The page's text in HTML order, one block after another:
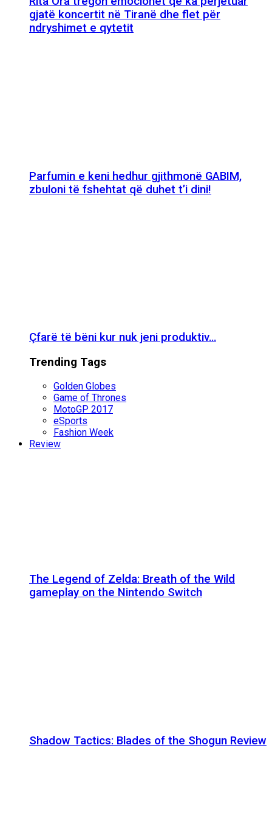
gjatë koncertit në Tiranë dhe flet për
ndryshimet e qytetit
Parfumin e keni hedhur gjithmonë GABIM,
zbuloni të fshehtat që duhet t’i dini!
Çfarë të bëni kur nuk jeni produktiv…
Trending Tags
Golden Globes
Game of Thrones
MotoGP 2017
eSports
Fashion Week
Review
The Legend of Zelda: Breath of the Wild
gameplay on the Nintendo Switch
Shadow Tactics: Blades of the Shogun Review